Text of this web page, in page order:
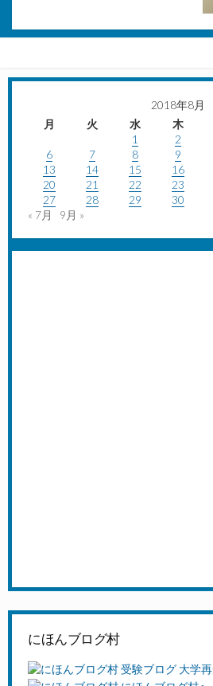
2018年8月
月
火 水 木
1
2
6
7 8 9
13
14 15 16
20
21 22 23
27
28 29 30
« 7月
9月 »
にほんブログ村